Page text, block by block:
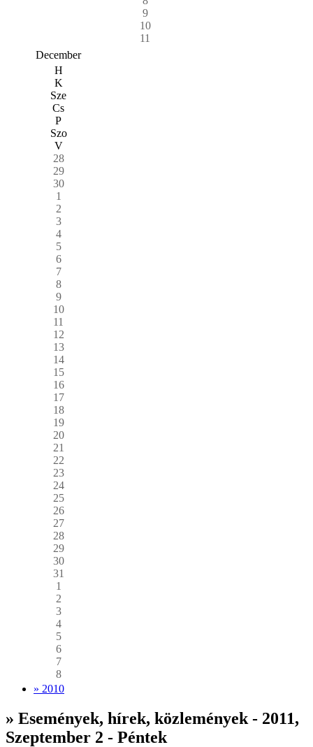
9
10
11
December
H
K
Sze
Cs
P
Szo
V
28
29
30
1
2
3
4
5
6
7
8
9
10
11
12
13
14
15
16
17
18
19
20
21
22
23
24
25
26
27
28
29
30
31
1
2
3
4
5
6
7
8
» 2010
» Események, hírek, közlemények - 2011,
Szeptember 2 - Péntek